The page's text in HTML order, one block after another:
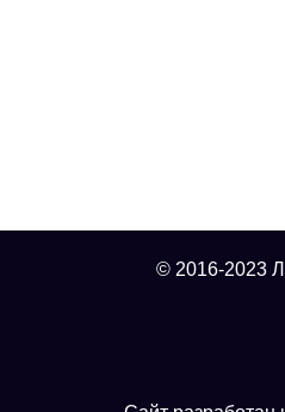
© 2016-2023